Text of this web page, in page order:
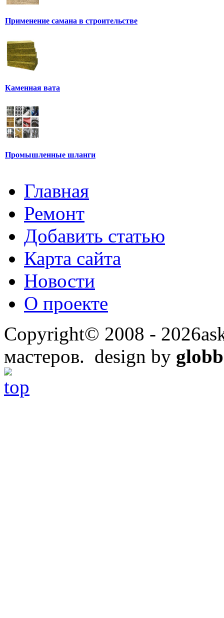
Применение самана в строительстве
Каменная вата
Промышленные шланги
Главная
Ремонт
Добавить статью
Карта сайта
Новости
О проекте
Copyright© 2008 -
мастеров. design by